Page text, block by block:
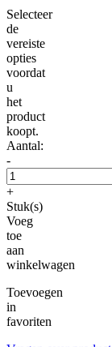
Selecteer
de
vereiste
opties
voordat
u
het
product
koopt.
Aantal:
-
+
Stuk(s)
Voeg
toe
aan
winkelwagen
Toevoegen
in
favoriten